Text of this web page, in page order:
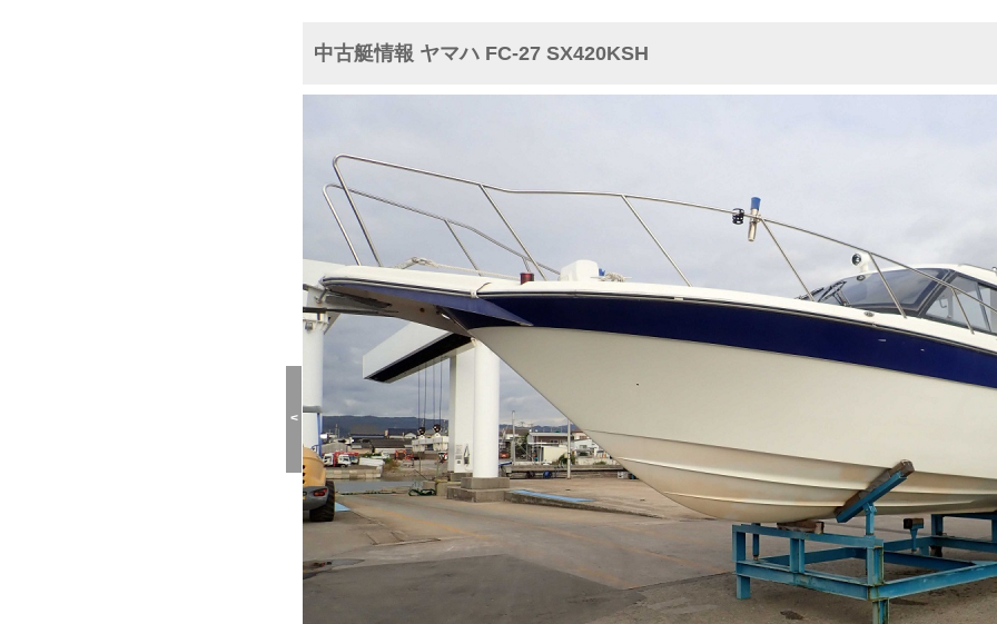
中古艇情報 ヤマハ FC-27 SX420KSH
<